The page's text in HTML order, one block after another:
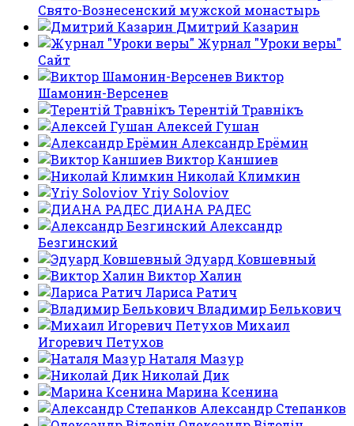
Свято-Вознесенский мужской монастырь
Дмитрий Казарин
Журнал "Уроки веры"
Сайт
Виктор
Шамонин-Версенев
Терентiй Травнiкъ
Алексей Гушан
Александр Ерёмин
Виктор Каншиев
Николай Климкин
Yriy Soloviov
ДИАНА РАДЕС
Александр
Безгинский
Эдуард Ковшевный
Виктор Халин
Лариса Ратич
Владимир Белькович
Михаил
Игоревич Петухов
Наталя Мазур
Николай Дик
Марина Ксенина
Александр Степанков